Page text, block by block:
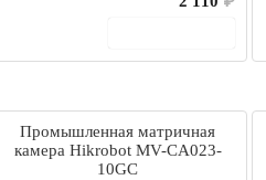
Промышленная матричная
камера Hikrobot MV-CA023-
10GC